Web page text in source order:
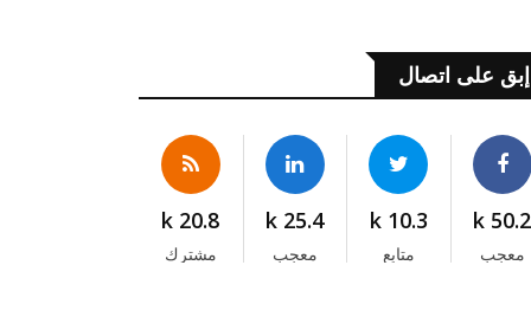
إبق على اتصال
50.2 k
معجب
10.3 k
متابع
25.4 k
معجب
20.8 k
مشترك